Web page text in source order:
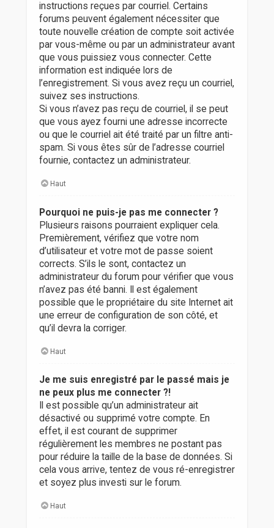
instructions reçues par courriel. Certains
forums peuvent également nécessiter que
toute nouvelle création de compte soit activée
par vous-même ou par un administrateur avant
que vous puissiez vous connecter. Cette
information est indiquée lors de
l’enregistrement. Si vous avez reçu un courriel,
suivez ses instructions.
Si vous n’avez pas reçu de courriel, il se peut
que vous ayez fourni une adresse incorrecte
ou que le courriel ait été traité par un filtre anti-
spam. Si vous êtes sûr de l’adresse courriel
fournie, contactez un administrateur.
Haut
Pourquoi ne puis-je pas me connecter ?
Plusieurs raisons pourraient expliquer cela.
Premièrement, vérifiez que votre nom
d’utilisateur et votre mot de passe soient
corrects. S’ils le sont, contactez un
administrateur du forum pour vérifier que vous
n’avez pas été banni. Il est également
possible que le propriétaire du site Internet ait
une erreur de configuration de son côté, et
qu’il devra la corriger.
Haut
Je me suis enregistré par le passé mais je
ne peux plus me connecter ?!
Il est possible qu’un administrateur ait
désactivé ou supprimé votre compte. En
effet, il est courant de supprimer
régulièrement les membres ne postant pas
pour réduire la taille de la base de données. Si
cela vous arrive, tentez de vous ré-enregistrer
et soyez plus investi sur le forum.
Haut